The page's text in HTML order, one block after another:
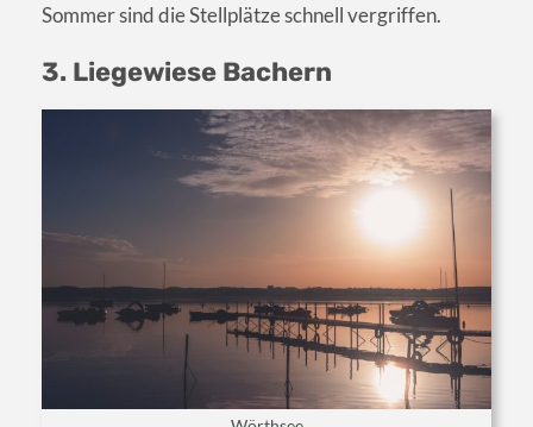
Sommer sind die Stellplätze schnell vergriffen.
3. Liegewiese Bachern